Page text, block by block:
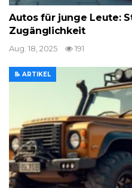
Autos für junge Leute:
Zugänglichkeit
Aug. 18, 2025 191
📝 ARTIKEL